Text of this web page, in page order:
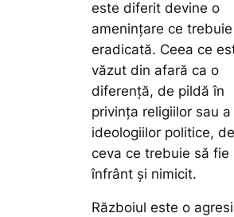
este diferit devine o
ameninţare ce trebuie
eradicată. Ceea ce
văzut din afară ca o
diferenţă, de pildă în
privinţa religiilor sau a
ideologiilor politice,
ceva ce trebuie să fie
înfrânt şi nimicit.
Războiul este o